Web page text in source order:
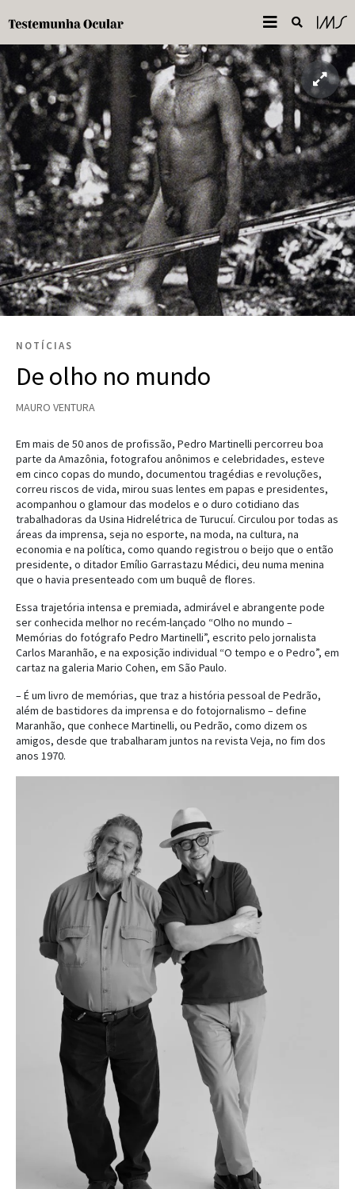
NOTÍCIAS
De olho no mundo
MAURO VENTURA
Em mais de 50 anos de profissão, Pedro Martinelli percorreu boa
parte da Amazônia, fotografou anônimos e celebridades, esteve
em cinco copas do mundo, documentou tragédias e revoluções,
correu riscos de vida, mirou suas lentes em papas e presidentes,
acompanhou o glamour das modelos e o duro cotidiano das
trabalhadoras da Usina Hidrelétrica de Turucuí. Circulou por todas as
áreas da imprensa, seja no esporte, na moda, na cultura, na
economia e na política, como quando registrou o beijo que o então
presidente, o ditador Emílio Garrastazu Médici, deu numa menina
que o havia presenteado com um buquê de flores.
Essa trajetória intensa e premiada, admirável e abrangente pode
ser conhecida melhor no recém-lançado “Olho no mundo –
Memórias do fotógrafo Pedro Martinelli”, escrito pelo jornalista
Carlos Maranhão, e na exposição individual “O tempo e o Pedro”, em
cartaz na galeria Mario Cohen, em São Paulo.
– É um livro de memórias, que traz a história pessoal de Pedrão,
além de bastidores da imprensa e do fotojornalismo – define
Maranhão, que conhece Martinelli, ou Pedrão, como dizem os
amigos, desde que trabalharam juntos na revista Veja, no fim dos
anos 1970.